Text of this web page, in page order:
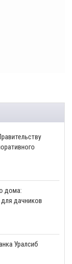
дома:
дачников
Уралсиб